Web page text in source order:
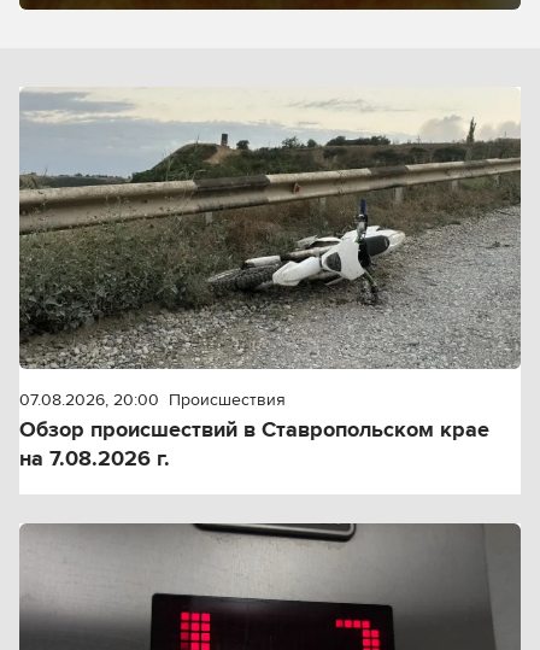
07.08.2026, 20:00 Происшествия
Обзор происшествий в Ставропольском крае
на 7.08.2026 г.